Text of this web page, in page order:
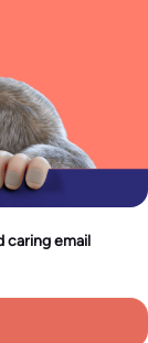
caring email